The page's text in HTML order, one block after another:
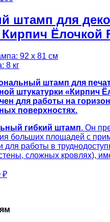
штамп для
Ёлочкой
92 х 81 см
8 кг
штамп для
штукатурки «Кирпич
для работы на
поверхностях.
гибкий штамп. Он
больших площадей с
для работы в
сложных кровлях),
₽